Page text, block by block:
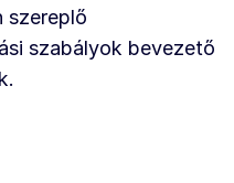
szereplő
szabályok bevezető